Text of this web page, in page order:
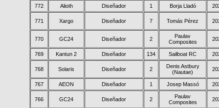
772 Alioth Diseñador 1 Borja Lladó
771 Xargo Diseñador 7 Tomás Pérez
770 GC24 Diseñador 2
Paulav
Composites
769 Kantun 2 Diseñador 134 Sailboat RC
768 Solaris Diseñador 2
Denis Astbury
(Nautae)
767 AEON Diseñador 1 Josep Massó
766 GC24 Diseñador 2
Paulav
Composites